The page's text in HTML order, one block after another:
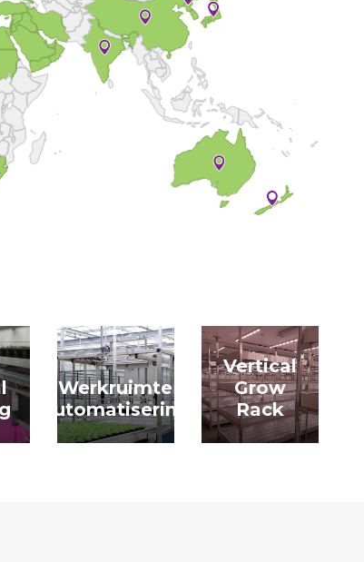
Werkruimte
automatisering
Vertical
Grow
Rack